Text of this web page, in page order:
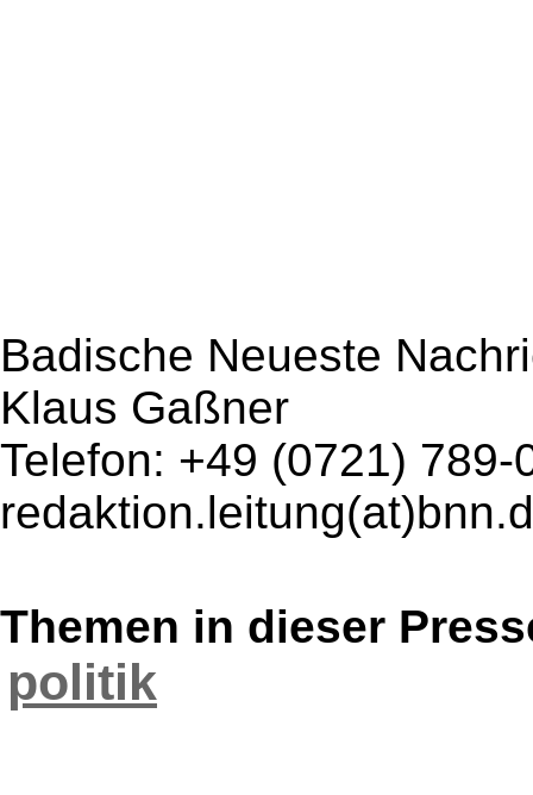
Badische Neueste
Klaus Gaßner
Telefon: +49 (0721) 789-
Themen in dieser
politik